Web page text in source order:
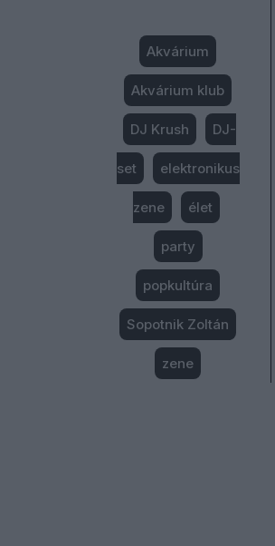
Akvárium
Akvárium klub
DJ Krush DJ-
set elektronikus
zene élet
party
popkultúra
Sopotnik Zoltán
zene